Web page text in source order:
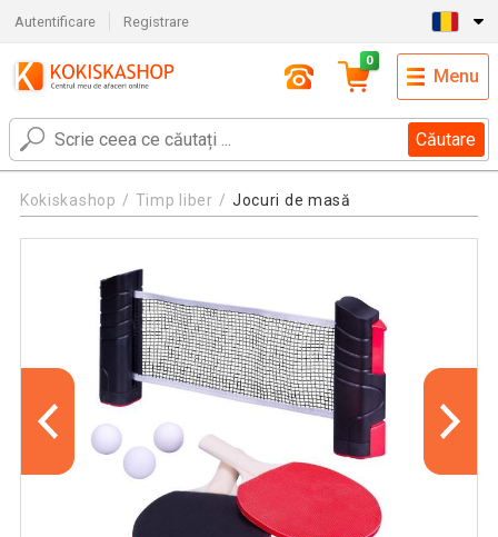
Autentificare Registrare
Căutare
0
Menu
Kokiskashop Timp liber Jocuri de masă